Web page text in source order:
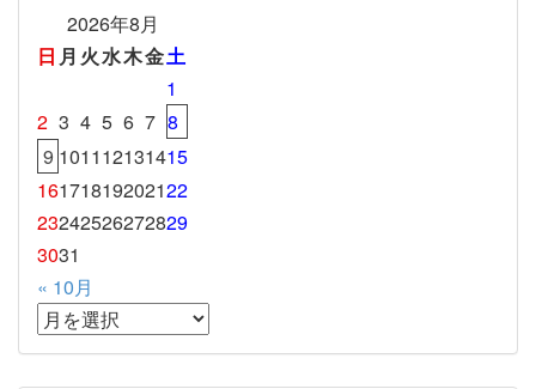
2026年8月
日 月 火水木金土
1
2 3 4 5 6 7 8
9 101112131415
16171819202122
23242526272829
3031
« 10月